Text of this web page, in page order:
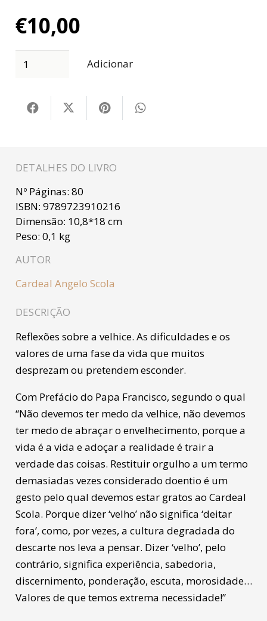
€10,00
Adicionar
DETALHES DO LIVRO
Nº Páginas: 80
ISBN: 9789723910216
Dimensão: 10,8*18 cm
Peso: 0,1 kg
AUTOR
Cardeal Angelo Scola
DESCRIÇÃO
Reflexões sobre a velhice. As dificuldades e os
valores de uma fase da vida que muitos
desprezam ou pretendem esconder.
Com Prefácio do Papa Francisco, segundo o qual
“Não devemos ter medo da velhice, não devemos
ter medo de abraçar o envelhecimento, porque a
vida é a vida e adoçar a realidade é trair a
verdade das coisas. Restituir orgulho a um termo
demasiadas vezes considerado doentio é um
gesto pelo qual devemos estar gratos ao Cardeal
Scola. Porque dizer ‘velho’ não significa ‘deitar
fora’, como, por vezes, a cultura degradada do
descarte nos leva a pensar. Dizer ‘velho’, pelo
contrário, significa experiência, sabedoria,
discernimento, ponderação, escuta, morosidade…
Valores de que temos extrema necessidade!”